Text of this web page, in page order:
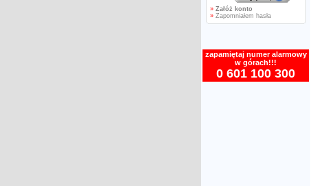
» Załóż konto
»Zapomniałem hasła
zapamiętaj numer alarmowy
w górach!!!
0 601 100 300